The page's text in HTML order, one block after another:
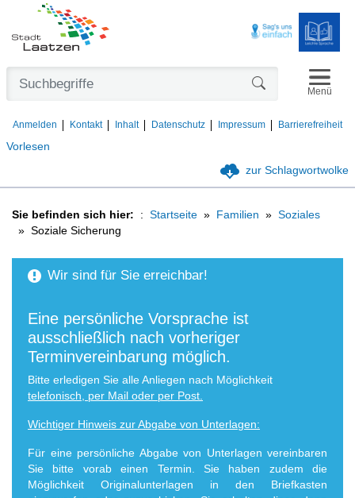
Vorlesen
Anmelden Kontakt Inhalt Datenschutz Impressum Barrierefreiheit
Menü
zur Schlagwortwolke
Sie befinden sich hier: Startseite Familien
Soziales
Soziale Sicherung
Wir sind für Sie erreichbar!
Eine persönliche Vorsprache ist
ausschließlich nach vorheriger
Terminvereinbarung möglich.
Bitte erledigen Sie alle Anliegen nach Möglichkeit
telefonisch, per Mail oder per Post.
Wichtiger Hinweis zur Abgabe von Unterlagen:
Für eine persönliche Abgabe von Unterlagen vereinbaren
Sie bitte vorab einen Termin. Sie haben zudem die
Möglichkeit Originalunterlagen in den Briefkasten